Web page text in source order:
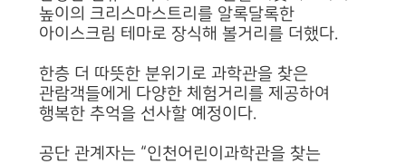
높이의 크리스마스트리를 알록달록한
아이스크림 테마로 장식해 볼거리를 더했다.
한층 더 따뜻한 분위기로 과학관을 찾은
관람객들에게 다양한 체험거리를 제공하여
행복한 추억을 선사할 예정이다.
공단 관계자는 “인천어린이과학관을 찾는